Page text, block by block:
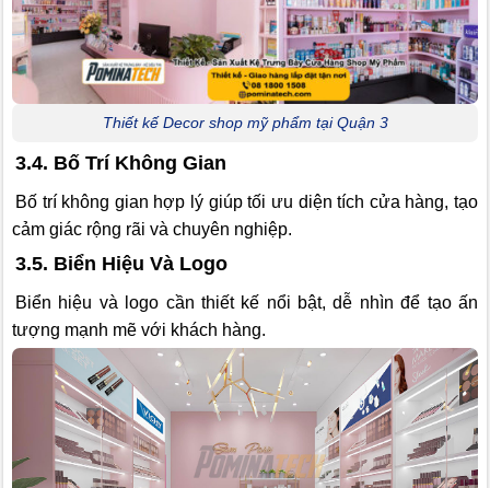
Thiết kế Decor shop mỹ phẩm tại Quận 3
3.4. Bố Trí Không Gian
Bố trí không gian hợp lý giúp tối ưu diện tích cửa hàng, tạo
cảm giác rộng rãi và chuyên nghiệp.
3.5. Biển Hiệu Và Logo
Biển hiệu và logo cần thiết kế nổi bật, dễ nhìn để tạo ấn
tượng mạnh mẽ với khách hàng.